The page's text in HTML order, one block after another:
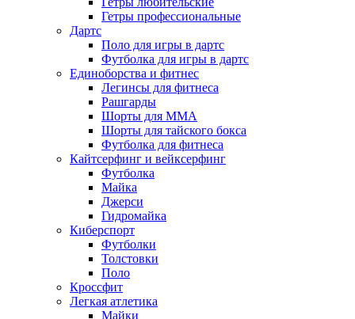
Гетры профессиональные
Дартс
Поло для игры в дартс
Футболка для игры в дартс
Единоборства и фитнес
Легинсы для фитнеса
Рашгарды
Шорты для MMA
Шорты для тайского бокса
Футболка для фитнеса
Кайтсерфинг и вейксерфинг
Футболка
Майка
Джерси
Гидромайка
Киберспорт
Футболки
Толстовки
Поло
Кроссфит
Легкая атлетика
Майки